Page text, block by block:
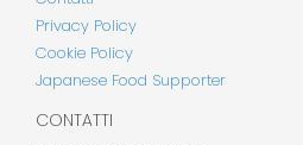
Privacy Policy
Cookie Policy
Japanese Food Supporter
CONTATTI